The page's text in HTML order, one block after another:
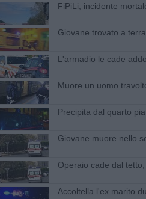
FiPiLi, incidente
Giovane trovato a
L'armadio le cade
Muore un uomo
Precipita dal quarto
Giovane muore nello
Operaio cade dal
Accoltella l'ex marito